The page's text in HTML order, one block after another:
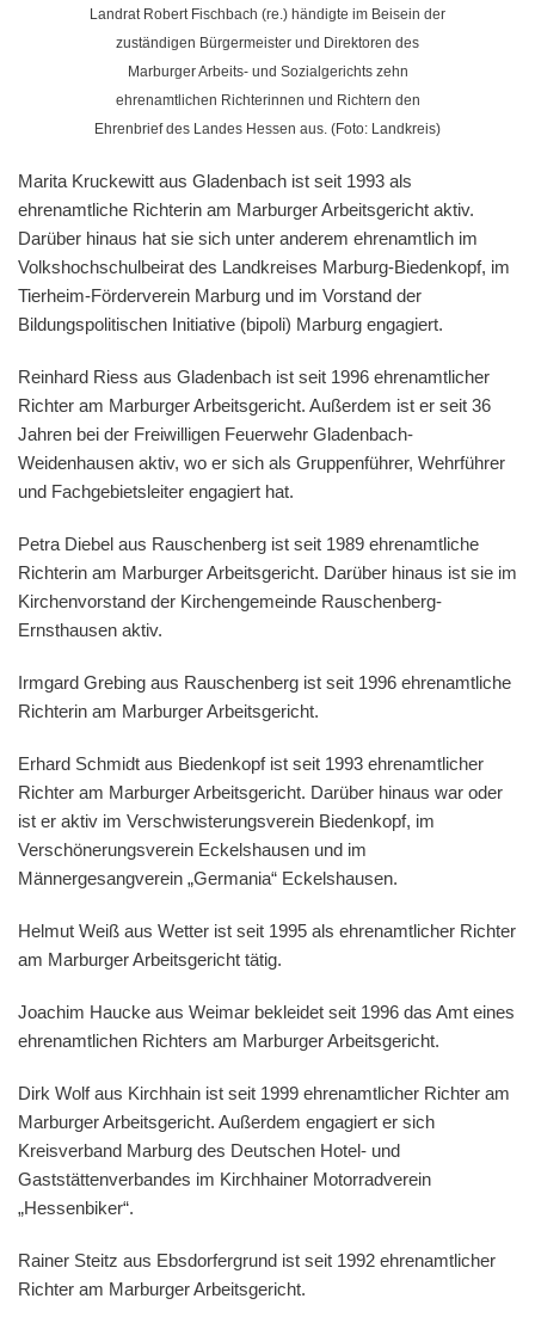
Landrat Robert Fischbach (re.) händigte im Beisein der
zuständigen Bürgermeister und Direktoren des
Marburger Arbeits- und Sozialgerichts zehn
ehrenamtlichen Richterinnen und Richtern den
Ehrenbrief des Landes Hessen aus. (Foto: Landkreis)
Marita Kruckewitt aus Gladenbach ist seit 1993 als
ehrenamtliche Richterin am Marburger Arbeitsgericht aktiv.
Darüber hinaus hat sie sich unter anderem ehrenamtlich im
Volkshochschulbeirat des Landkreises Marburg-Biedenkopf, im
Tierheim-Förderverein Marburg und im Vorstand der
Bildungspolitischen Initiative (bipoli) Marburg engagiert.
Reinhard Riess aus Gladenbach ist seit 1996 ehrenamtlicher
Richter am Marburger Arbeitsgericht. Außerdem ist er seit 36
Jahren bei der Freiwilligen Feuerwehr Gladenbach-
Weidenhausen aktiv, wo er sich als Gruppenführer, Wehrführer
und Fachgebietsleiter engagiert hat.
Petra Diebel aus Rauschenberg ist seit 1989 ehrenamtliche
Richterin am Marburger Arbeitsgericht. Darüber hinaus ist sie im
Kirchenvorstand der Kirchengemeinde Rauschenberg-
Ernsthausen aktiv.
Irmgard Grebing aus Rauschenberg ist seit 1996 ehrenamtliche
Richterin am Marburger Arbeitsgericht.
Erhard Schmidt aus Biedenkopf ist seit 1993 ehrenamtlicher
Richter am Marburger Arbeitsgericht. Darüber hinaus war oder
ist er aktiv im Verschwisterungsverein Biedenkopf, im
Verschönerungsverein Eckelshausen und im
Männergesangverein „Germania“ Eckelshausen.
Helmut Weiß aus Wetter ist seit 1995 als ehrenamtlicher Richter
am Marburger Arbeitsgericht tätig.
Joachim Haucke aus Weimar bekleidet seit 1996 das Amt eines
ehrenamtlichen Richters am Marburger Arbeitsgericht.
Dirk Wolf aus Kirchhain ist seit 1999 ehrenamtlicher Richter am
Marburger Arbeitsgericht. Außerdem engagiert er sich
Kreisverband Marburg des Deutschen Hotel- und
Gaststättenverbandes im Kirchhainer Motorradverein
„Hessenbiker“.
Rainer Steitz aus Ebsdorfergrund ist seit 1992 ehrenamtlicher
Richter am Marburger Arbeitsgericht.